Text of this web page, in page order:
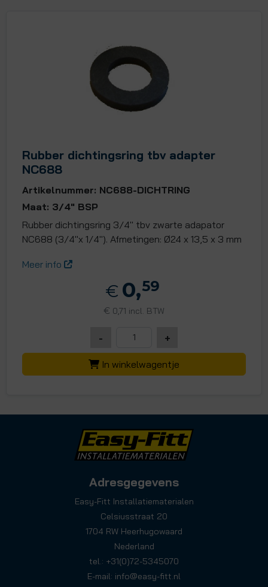
Rubber dichtingsring tbv adapter
NC688
Artikelnummer: NC688-DICHTRING
Maat: 3/4" BSP
Rubber dichtingsring 3/4" tbv zwarte adapator
NC688 (3/4"x 1/4"). Afmetingen: Ø24 x 13,5 x 3 mm
Meer info
€ 0,59
€ 0,71 incl. BTW
- +
In winkelwagentje
Adresgegevens
Easy-Fitt Installatiematerialen
Celsiusstraat 20
1704 RW Heerhugowaard
Nederland
tel.: +31(0)72-5345070
E-mail: info@easy-fitt.nl